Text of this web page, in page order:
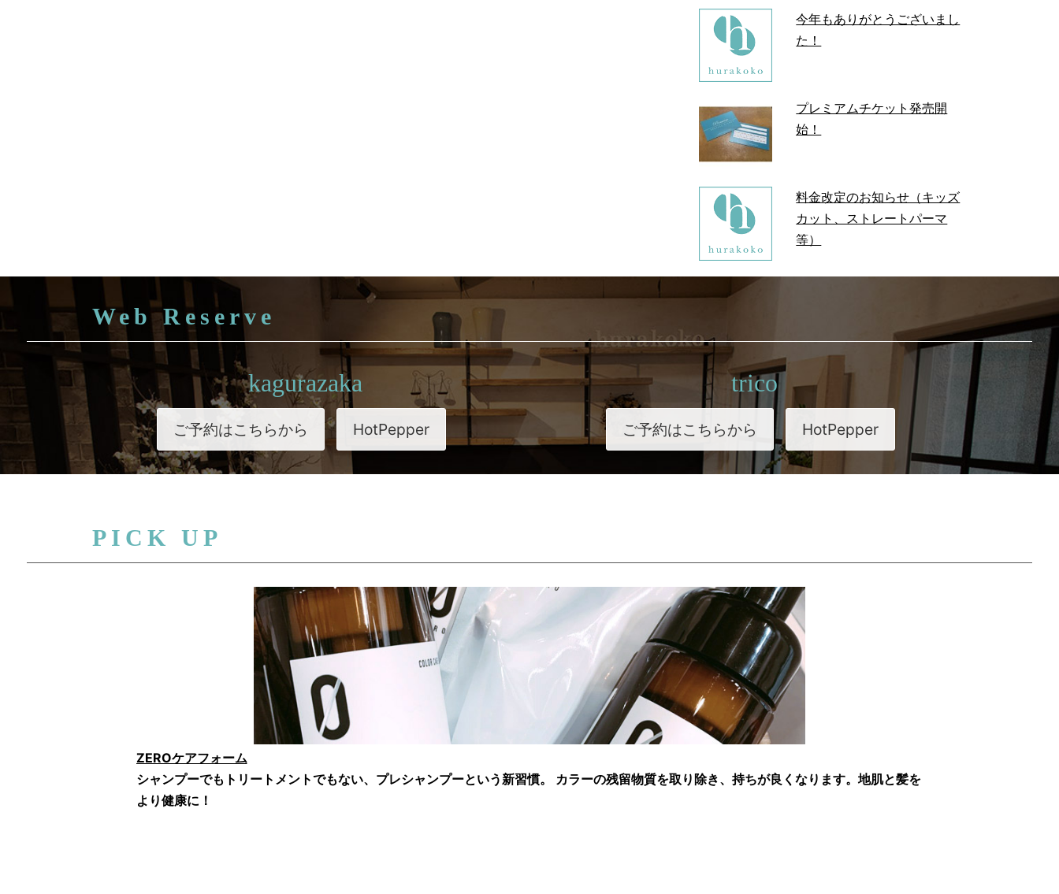
今年もありがとうございまし
た！
プレミアムチケット発売開
始！
料金改定のお知らせ（キッズ
カット、ストレートパーマ
等）
Web Reserve
kagurazaka
ご予約はこちらから HotPepper
trico
ご予約はこちらから HotPepper
PICK UP
ZEROケアフォーム
シャンプーでもトリートメントでもない、プレシャンプーという新習慣。 カラーの残留物質を取り除き、持ちが良くなります。地肌と髪を
より健康に！